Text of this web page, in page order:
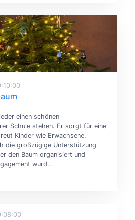
einen schönen
Schule stehen. Er sorgt für eine
Kinder wie Erwachsene.
die großzügige Unterstützung
den Baum organisiert und
wurd...